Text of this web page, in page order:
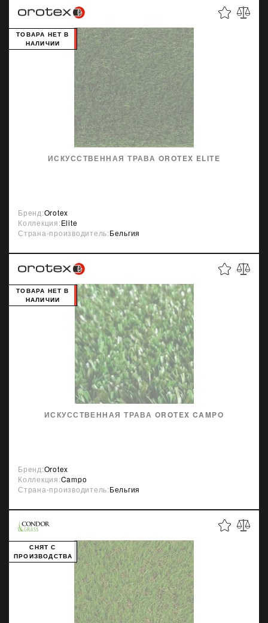
ИСКУССТВЕННАЯ ТРАВА OROTEX ELITE
ТОВАРА НЕТ В
НАЛИЧИИ
Бренд:Orotex
Коллекция:Elite
Страна-производитель:Бельгия
ИСКУССТВЕННАЯ ТРАВА OROTEX CAMPO
ТОВАРА НЕТ В
НАЛИЧИИ
Бренд:Orotex
Коллекция:Campo
Страна-производитель:Бельгия
СНЯТ С
ПРОИЗВОДСТВА